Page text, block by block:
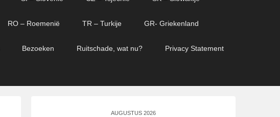
RO – Roemenië TR – Turkije GR- Griekenland
Bezoeken Ruitschade, wat nu? Privacy Statement
AUGUSTUS 2026